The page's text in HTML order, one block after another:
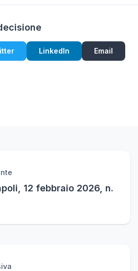
LinkedIn Email
12 febbraio 2026, n.